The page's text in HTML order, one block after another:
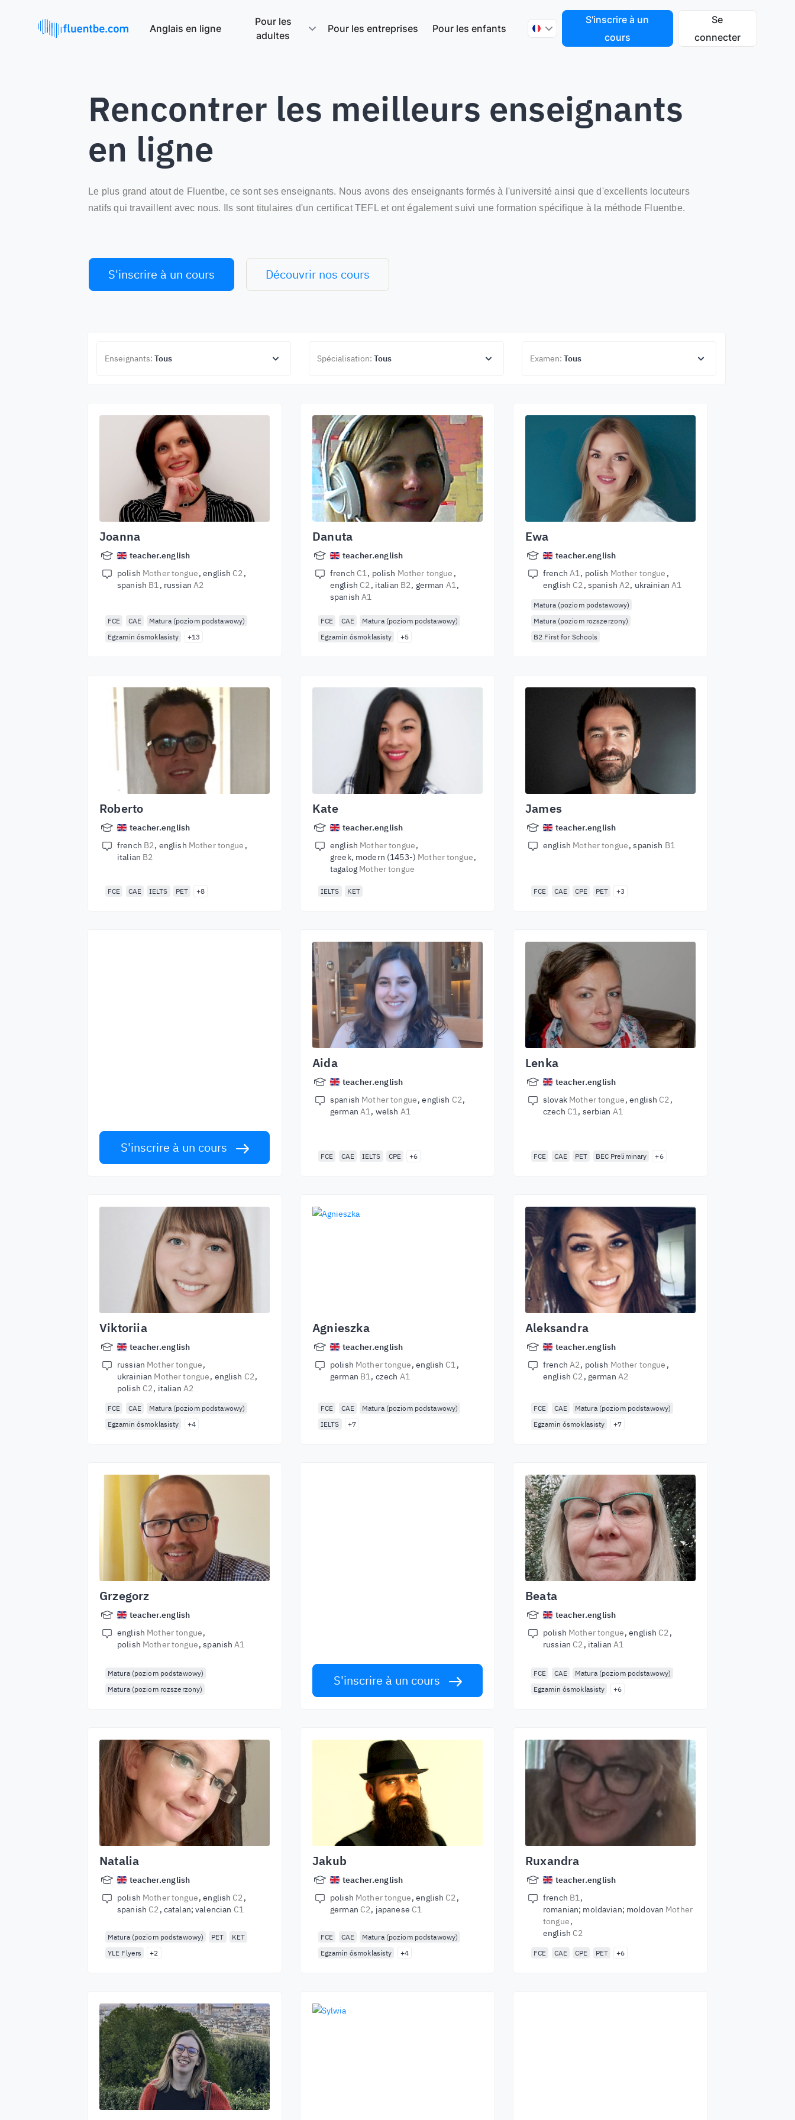
Anglais en ligne
Pour les
adultes
Pour les entreprises Pour les enfants
S'inscrire à un
cours
Se
connecter
Rencontrer les meilleurs enseignants
en ligne
Le plus grand atout de Fluentbe, ce sont ses enseignants. Nous avons des enseignants formés à l'université ainsi que d'excellents locuteurs
natifs qui travaillent avec nous. Ils sont titulaires d'un certificat TEFL et ont également suivi une formation spécifique à la méthode Fluentbe.
S'inscrire à un cours Découvrir nos cours
Enseignants: Tous Spécialisation:Tous Examen: Tous
Joanna
teacher.english
polish Mother tongue english C2
spanish B1 russian A2
FCE CAE
Matura (poziom podstawowy)
Egzamin ósmoklasisty
+13
Danuta
teacher.english
french C1 polish Mother tongue
english C2 italian B2 german A1
spanishA1
FCE CAE
Matura (poziom podstawowy)
Egzamin ósmoklasisty
+5
Ewa
teacher.english
french A1 polish Mother tongue
english C2 spanish A2 ukrainianA1
Matura (poziom podstawowy)
Matura (poziom rozszerzony)
B2 First for Schools
Roberto
teacher.english
french B2 english Mother tongue
italian B2
FCE CAE IELTS PET +8
Kate
teacher.english
english Mother tongue
greek, modern (1453-) Mother tongue
tagalog Mother tongue
IELTS KET
James
teacher.english
english Mother tongue spanish B1
FCE CAE CPE PET +3
S'inscrire à un cours
Aida
teacher.english
spanish Mother tongue english C2
german A1 welsh A1
FCE CAE IELTS CPE +6
Lenka
teacher.english
slovak Mother tongue english C2
czech C1 serbian A1
FCE CAE PET BEC Preliminary +6
Viktoriia
teacher.english
russian Mother tongue
ukrainian Mother tongue english C2
polish C2 italian A2
FCE CAE
Matura (poziom podstawowy)
Egzamin ósmoklasisty
+4
Agnieszka
teacher.english
polish Mother tongue english C1
german B1 czech A1
FCE CAE
Matura (poziom podstawowy)
IELTS
+7
Aleksandra
teacher.english
french A2 polish Mother tongue
english C2 german A2
FCE CAE
Matura (poziom podstawowy)
Egzamin ósmoklasisty
+7
Grzegorz
teacher.english
english Mother tongue
polish Mother tongue spanishA1
Matura (poziom podstawowy)
Matura (poziom rozszerzony)
S'inscrire à un cours
Beata
teacher.english
polish Mother tongue english C2
russian C2 italian A1
FCE CAE
Matura (poziom podstawowy)
Egzamin ósmoklasisty
+6
Natalia
teacher.english
polish Mother tongue english C2
spanish C2 catalan; valencian C1
Matura (poziom podstawowy) PET
KET
YLE Flyers
+2
Jakub
teacher.english
polish Mother tongue english C2
german C2 japanese C1
FCE CAE
Matura (poziom podstawowy)
Egzamin ósmoklasisty
+4
Ruxandra
teacher.english
french B1
romanian; moldavian; moldovan Mother
tongue
english C2
FCE CAE CPE PET +6